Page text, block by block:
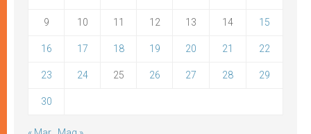
9 10 11 12 13 14 15
16 17 18 19 20 21 22
23 24 25 26 27 28 29
30